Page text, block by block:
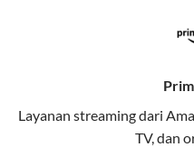
streaming, gaming, dan
Memudahkan Anda
meningkatkan keamanan.
Layanan streaming dari
TV, dan